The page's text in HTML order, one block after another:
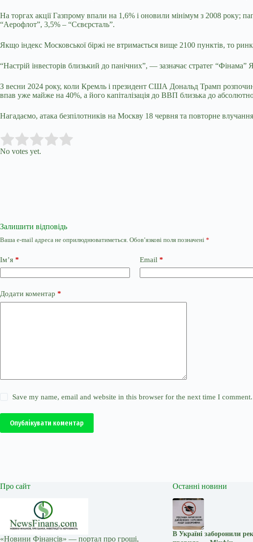
На торгах акції Газпрому впали на 1,6% і оновили мінімум з 2008 року;
“Аерофлот”, 3,5% – “Сєвєрсталь”.
Якщо індекс Московської біржі не втримається вище 2100 пунктів, то
“Настрій інвесторів близький до панічних”, — зазначає стратег “Фінама”
З весни 2024 року, коли Кремль і президент США Дональд Трамп
впав уже майже на 40%, а його капіталізація до ВВП близька до
Нагадаємо, атака безпілотників на Москву 18 червня та повторне
Rate this item:
No votes yet.
Залишити відповідь
Ваша e-mail адреса не оприлюднюватиметься. Обов’язкові поля позначені *
Ім’я * Email *
Додати коментар *
Save my name, email and website in this browser for the next time I comment.
Опублікувати коментар
Про сайт
«Новини Фінансів» — портал про гроші,
Останні новини
В Україні заборонили